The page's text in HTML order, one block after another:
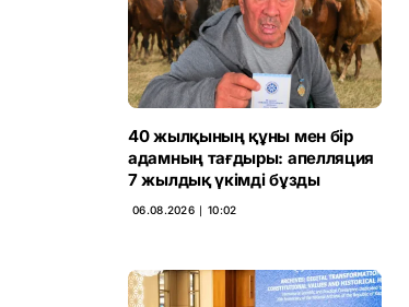
40 жылқының құны мен бір
адамның тағдыры: апелляция
7 жылдық үкімді бұзды
06.08.2026 ∣ 10:02